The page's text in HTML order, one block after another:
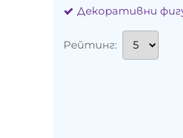
Декоративни
Рейтинг: